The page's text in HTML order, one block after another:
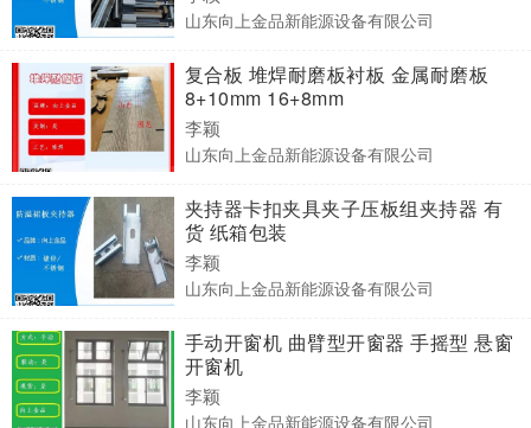
山东向上金品新能源设备有限公司
复合板 堆焊耐磨板衬板 金属耐磨板
8+10mm 16+8mm
李颖
山东向上金品新能源设备有限公司
夹持器卡扣夹具夹子压板组夹持器 有
货 纸箱包装
李颖
山东向上金品新能源设备有限公司
手动开窗机 曲臂型开窗器 手摇型 悬窗
开窗机
李颖
山东向上金品新能源设备有限公司